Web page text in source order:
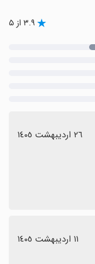
۳.۹ از ۵
٢٦ اردیبهشت ١٤٠٥
١١ اردیبهشت ١٤٠٥